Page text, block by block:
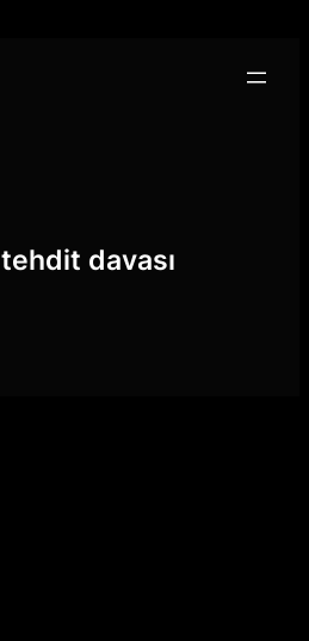
tehdit davası